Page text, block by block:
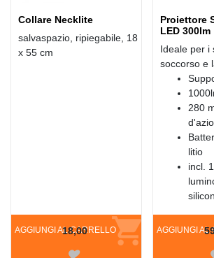
Collare Necklite
salvaspazio, ripiegabile, 18
x 55 cm
AGGIUNGI AL CARRELLO
18,00
Proiettore
LED 300lm
Ideale per i
soccorso e
280
litio
incl.
AGGIUNGI AL